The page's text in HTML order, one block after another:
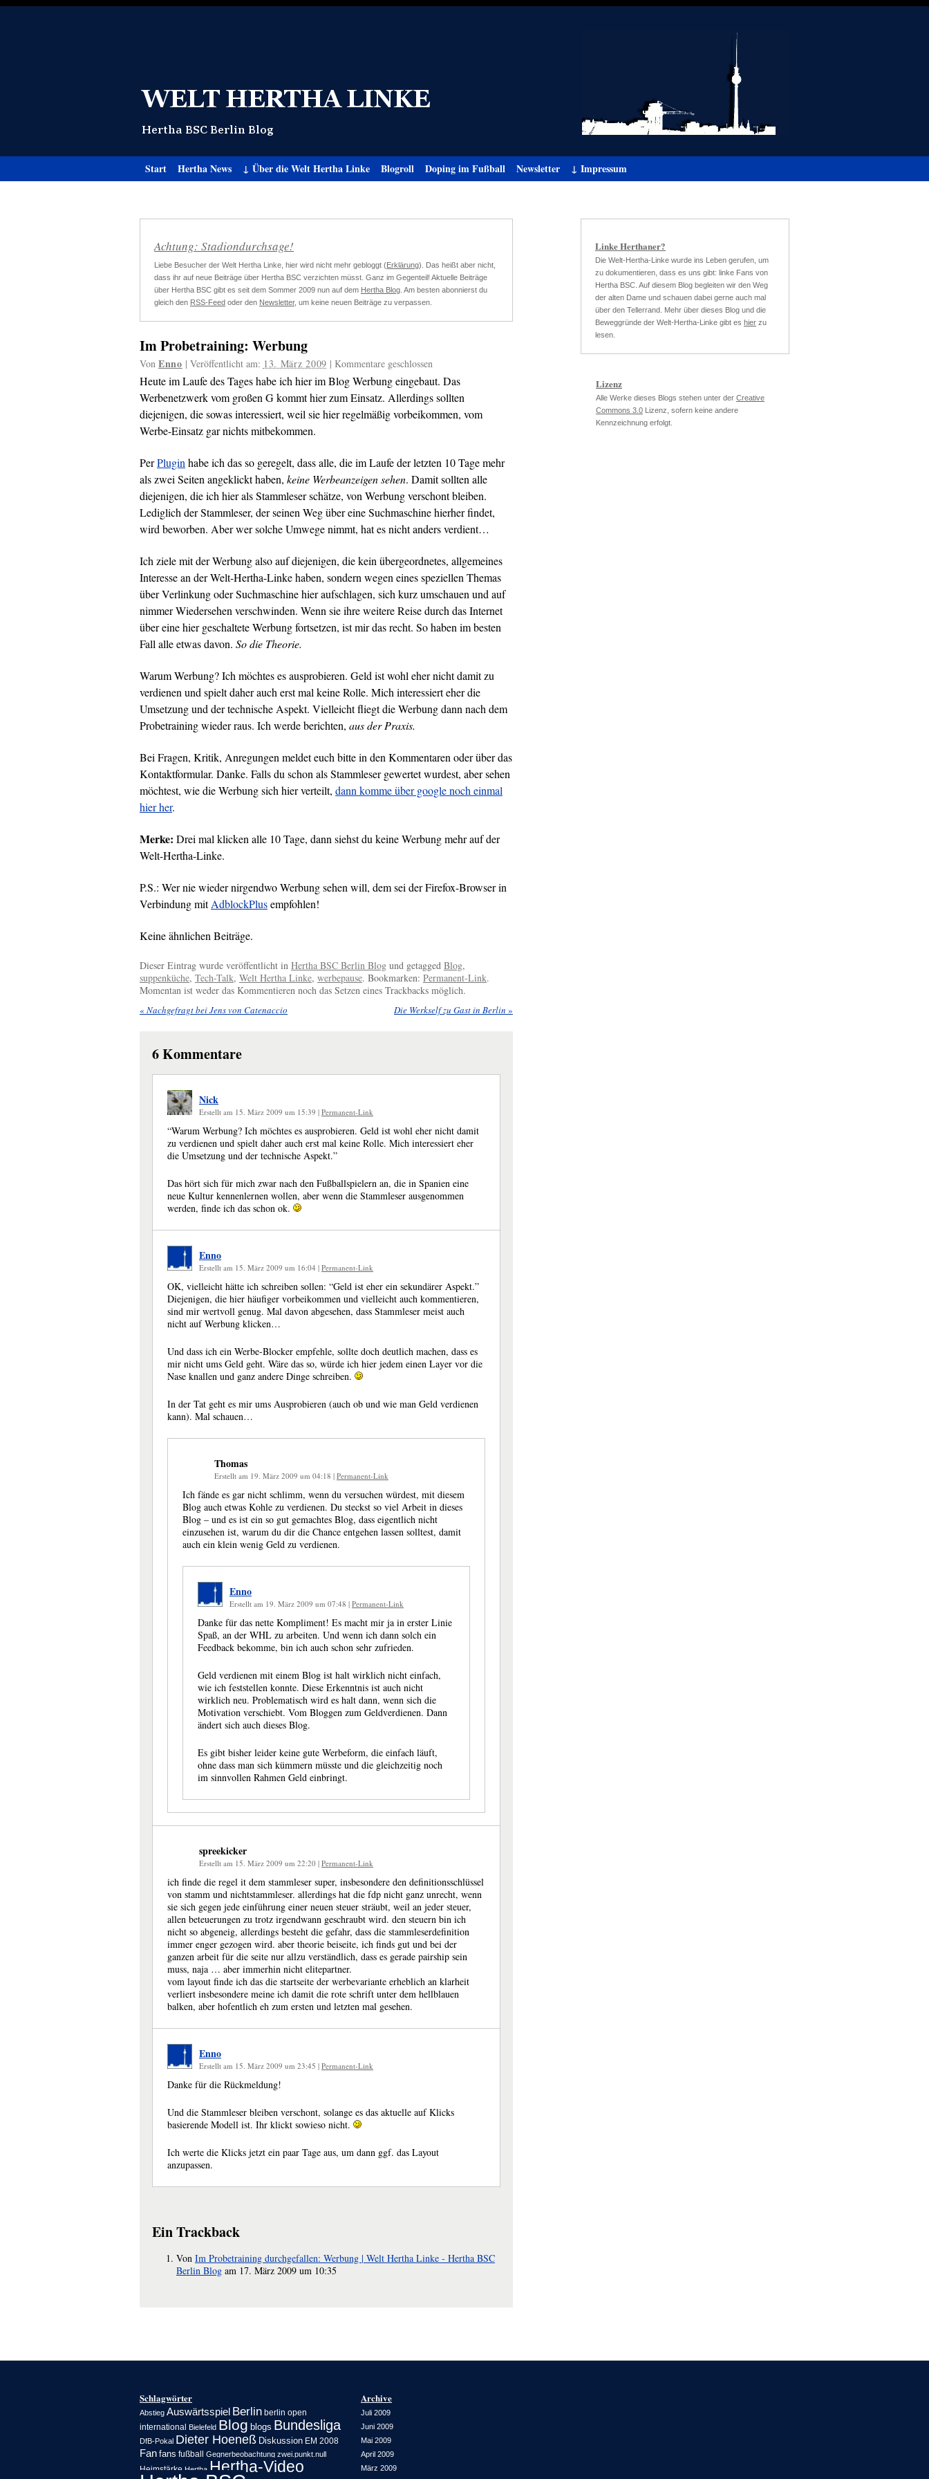
Start Hertha News ↓ Über die Welt Hertha Linke Blogroll Doping im Fußball Newsletter ↓ Impressum
Achtung: Stadiondurchsage!
Liebe Besucher der Welt Hertha Linke, hier wird nicht mehr gebloggt (Erklärung). Das heißt aber nicht,
dass ihr auf neue Beiträge über Hertha BSC verzichten müsst. Ganz im Gegenteil! Aktuelle Beiträge
über Hertha BSC gibt es seit dem Sommer 2009 nun auf dem Hertha Blog . Am besten abonnierst du
gleich den RSS-Feed oder den Newsletter, um keine neuen Beiträge zu verpassen.
Im Probetraining: Werbung
Von Enno | Veröffentlicht am: 13. März 2009 | Kommentare geschlossen
Heute im Laufe des Tages habe ich hier im Blog Werbung eingebaut. Das
Werbenetzwerk vom großen G kommt hier zum Einsatz. Allerdings sollten
diejenigen, die sowas interessiert, weil sie hier regelmäßig vorbeikommen, vom
Werbe-Einsatz gar nichts mitbekommen.
PerPlugin habe ich das so geregelt, dass alle, die im Laufe der letzten 10 Tage mehr
als zwei Seiten angeklickt haben, keine Werbeanzeigen sehen. Damit sollten alle
diejenigen, die ich hier als Stammleser schätze, von Werbung verschont bleiben.
Lediglich der Stammleser, der seinen Weg über eine Suchmaschine hierher findet,
wird beworben. Aber wer solche Umwege nimmt, hat es nicht anders verdient…
Ich ziele mit der Werbung also auf diejenigen, die kein übergeordnetes, allgemeines
Interesse an der Welt-Hertha-Linke haben, sondern wegen eines speziellen Themas
über Verlinkung oder Suchmaschine hier aufschlagen, sich kurz umschauen und auf
nimmer Wiedersehen verschwinden. Wenn sie ihre weitere Reise durch das Internet
über eine hier geschaltete Werbung fortsetzen, ist mir das recht. So haben im besten
Fall alle etwas davon. So die Theorie.
Warum Werbung? Ich möchtes es ausprobieren. Geld ist wohl eher nicht damit zu
verdienen und spielt daher auch erst mal keine Rolle. Mich interessiert eher die
Umsetzung und der technische Aspekt. Vielleicht fliegt die Werbung dann nach dem
Probetraining wieder raus. Ich werde berichten, aus der Praxis.
Bei Fragen, Kritik, Anregungen meldet euch bitte in den Kommentaren oder über das
Kontaktformular. Danke. Falls du schon als Stammleser gewertet wurdest, aber sehen
möchtest, wie die Werbung sich hier verteilt, dann komme über google noch einmal
hier her.
Merke: Drei mal klicken alle 10 Tage, dann siehst du keine Werbung mehr auf der
Welt-Hertha-Linke.
P.S.: Wer nie wieder nirgendwo Werbung sehen will, dem sei der Firefox-Browser in
Verbindung mitAdblockPlusempfohlen!
Keine ähnlichen Beiträge.
Dieser Eintrag wurde veröffentlicht in Hertha BSC Berlin Blog und getagged Blog,
suppenküche, Tech-Talk, Welt Hertha Linke, werbepause. Bookmarken: Permanent-Link.
Momentan ist weder das Kommentieren noch das Setzen eines Trackbacks möglich.
« Nachgefragt bei Jens von Catenaccio Die Werkself zu Gast in Berlin »
6Kommentare
Nick
Erstellt am 15. März 2009 um 15:39 | Permanent-Link
“Warum Werbung? Ich möchtes es ausprobieren. Geld ist wohl eher nicht damit
zu verdienen und spielt daher auch erst mal keine Rolle. Mich interessiert eher
die Umsetzung und der technische Aspekt.”
Das hört sich für mich zwar nach den Fußballspielern an, die in Spanien eine
neue Kultur kennenlernen wollen, aber wenn die Stammleser ausgenommen
werden, finde ich das schon ok.
Enno
Erstellt am 15. März 2009 um 16:04 | Permanent-Link
OK, vielleicht hätte ich schreiben sollen: “Geld ist eher ein sekundärer Aspekt.”
Diejenigen, die hier häufiger vorbeikommen und vielleicht auch kommentieren,
sind mir wertvoll genug. Mal davon abgesehen, dass Stammleser meist auch
nicht auf Werbung klicken…
Und dass ich ein Werbe-Blocker empfehle, sollte doch deutlich machen, dass es
mir nicht ums Geld geht. Wäre das so, würde ich hier jedem einen Layer vor die
Nase knallen und ganz andere Dinge schreiben.
In der Tat geht es mir ums Ausprobieren (auch ob und wie man Geld verdienen
kann). Mal schauen…
Thomas
Erstellt am 19. März 2009 um 04:18 | Permanent-Link
Ich fände es gar nicht schlimm, wenn du versuchen würdest, mit diesem
Blog auch etwas Kohle zu verdienen. Du steckst so viel Arbeit in dieses
Blog – und es ist ein so gut gemachtes Blog, dass eigentlich nicht
einzusehen ist, warum du dir die Chance entgehen lassen solltest, damit
auch ein klein wenig Geld zu verdienen.
Enno
Erstellt am 19. März 2009 um 07:48 | Permanent-Link
Danke für das nette Kompliment! Es macht mir ja in erster Linie
Spaß, an der WHL zu arbeiten. Und wenn ich dann solch ein
Feedback bekomme, bin ich auch schon sehr zufrieden.
Geld verdienen mit einem Blog ist halt wirklich nicht einfach,
wie ich feststellen konnte. Diese Erkenntnis ist auch nicht
wirklich neu. Problematisch wird es halt dann, wenn sich die
Motivation verschiebt. Vom Bloggen zum Geldverdienen. Dann
ändert sich auch dieses Blog.
Es gibt bisher leider keine gute Werbeform, die einfach läuft,
ohne dass man sich kümmern müsste und die gleichzeitig noch
im sinnvollen Rahmen Geld einbringt.
spreekicker
Erstellt am 15. März 2009 um 22:20 | Permanent-Link
ich finde die regel it dem stammleser super, insbesondere den definitionsschlüssel
von stamm und nichtstammleser. allerdings hat die fdp nicht ganz unrecht, wenn
sie sich gegen jede einführung einer neuen steuer sträubt, weil an jeder steuer,
allen beteuerungen zu trotz irgendwann geschraubt wird. den steuern bin ich
nicht so abgeneig, allerdings besteht die gefahr, dass die stammleserdefinition
immer enger gezogen wird. aber theorie beiseite, ich finds gut und bei der
ganzen arbeit für die seite nur allzu verständlich, dass es gerade pairship sein
muss, naja … aber immerhin nicht elitepartner.
vom layout finde ich das die startseite der werbevariante erheblich an klarheit
verliert insbesondere meine ich damit die rote schrift unter dem hellblauen
balken, aber hofentlich eh zum ersten und letzten mal gesehen.
Enno
Erstellt am 15. März 2009 um 23:45 | Permanent-Link
Danke für die Rückmeldung!
Und die Stammleser bleiben verschont, solange es das aktuelle auf Klicks
basierende Modell ist. Ihr klickt sowieso nicht.
Ich werte die Klicks jetzt ein paar Tage aus, um dann ggf. das Layout
anzupassen.
EinTrackback
Von Im Probetraining durchgefallen: Werbung | Welt Hertha Linke - Hertha BSC
Berlin Blog am 17. März 2009 um 10:35
Linke Herthaner?
Die Welt-Hertha-Linke wurde ins Leben gerufen, um
zu dokumentieren, dass es uns gibt: linke Fans von
Hertha BSC. Auf diesem Blog begleiten wir den Weg
der alten Dame und schauen dabei gerne auch mal
über den Tellerrand. Mehr über dieses Blog und die
Beweggründe der Welt-Hertha-Linke gibt es hier zu
lesen.
Lizenz
Alle Werke dieses Blogs stehen unter der Creative
Commons 3.0 Lizenz, sofern keine andere
Kennzeichnung erfolgt.
Schlagwörter
Abstieg Auswärtsspiel Berlin berlin open
international Bielefeld Blog blogs Bundesliga
DfB-Pokal Dieter Hoeneß Diskussion EM 2008
Fan fans fußball Gegnerbeobachtung zwei.punkt.null
Heimstärke Hertha Hertha-Video
Archive
Juli 2009
Juni 2009
Mai 2009
April 2009
März 2009